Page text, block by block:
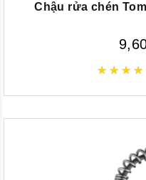
Chậu rửa chén